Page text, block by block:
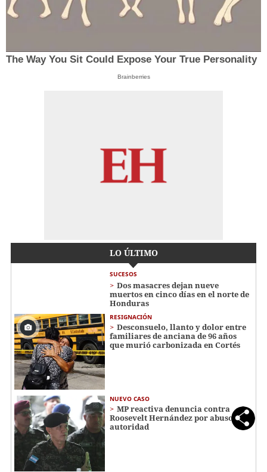
The Way You Sit Could Expose Your True Personality
Brainberries
LO ÚLTIMO
SUCESOS
Dos masacres dejan nueve
muertos en cinco días en el norte de
Honduras
RESIGNACIÓN
​​​​Desconsuelo, llanto y dolor entre
familiares de anciana de 96 años
que murió carbonizada en Cortés
NUEVO CASO
MP reactiva denuncia contra
Roosevelt Hernández por abuso de
autoridad